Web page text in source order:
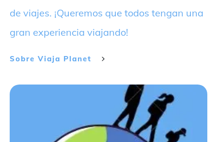
de viajes. ¡Queremos que todos tengan una
gran experiencia viajando!
Sobre Viaja Planet